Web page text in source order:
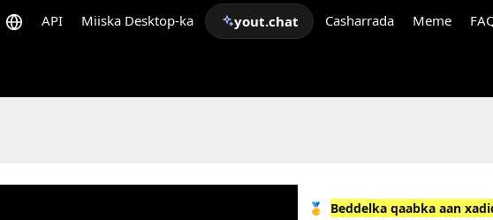
API Miiska Desktop-ka yout.chat Casharrada Meme
🥇 Beddelka qaabka aan